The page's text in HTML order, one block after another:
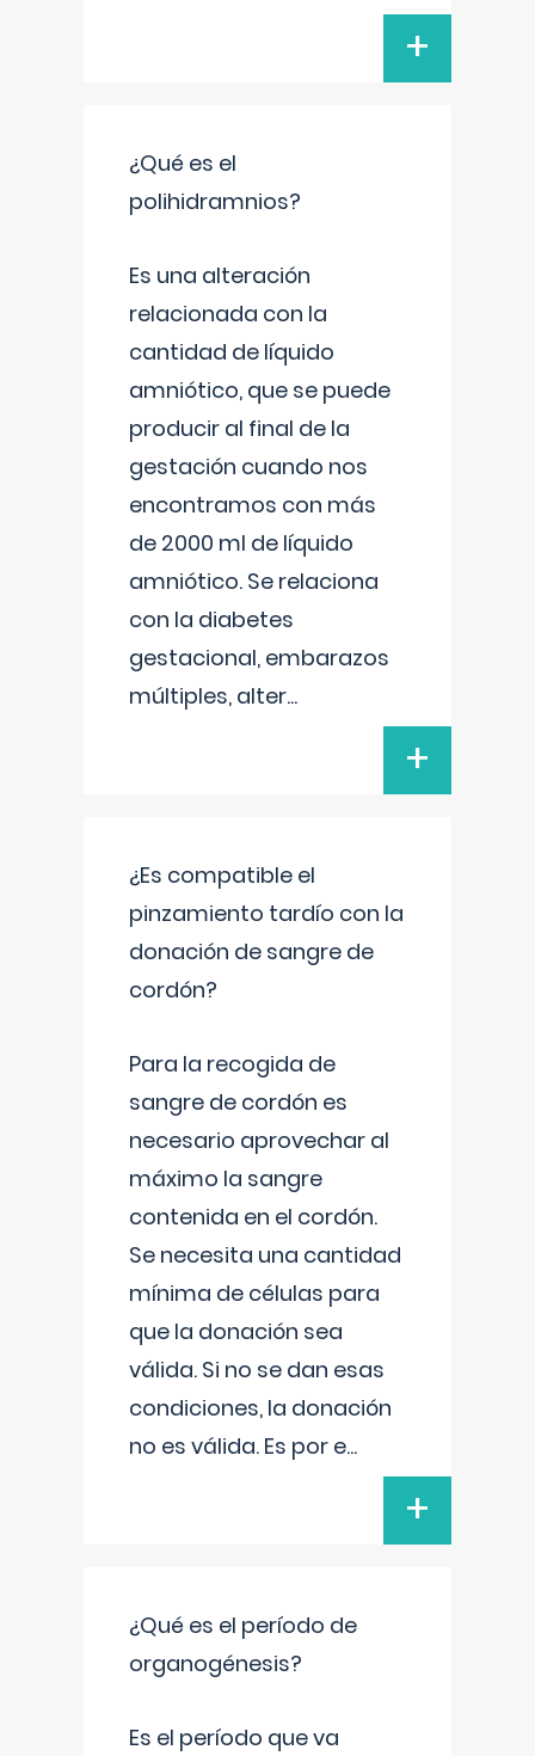
+
¿Qué es el
polihidramnios?
Es una alteración
relacionada con la
cantidad de líquido
amniótico, que se puede
producir al final de la
gestación cuando nos
encontramos con más
de 2000 ml de líquido
amniótico. Se relaciona
con la diabetes
gestacional, embarazos
múltiples, alter...
+
¿Es compatible el
pinzamiento tardío con la
donación de sangre de
cordón?
Para la recogida de
sangre de cordón es
necesario aprovechar al
máximo la sangre
contenida en el cordón.
Se necesita una cantidad
mínima de células para
que la donación sea
válida. Si no se dan esas
condiciones, la donación
no es válida. Es por e...
+
¿Qué es el período de
organogénesis?
Es el período que va